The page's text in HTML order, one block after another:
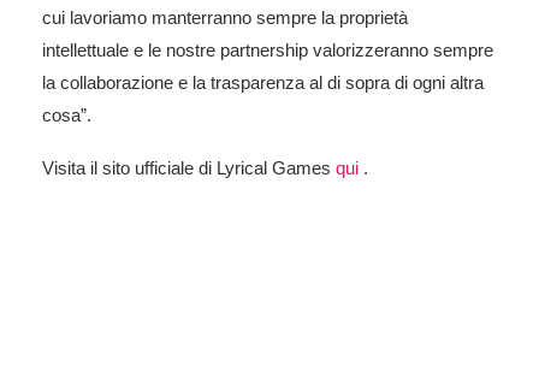
cui lavoriamo manterranno sempre la proprietà
intellettuale e le nostre partnership valorizzeranno sempre
la collaborazione e la trasparenza al di sopra di ogni altra
cosa”.
Visita il sito ufficiale di Lyrical Games qui .